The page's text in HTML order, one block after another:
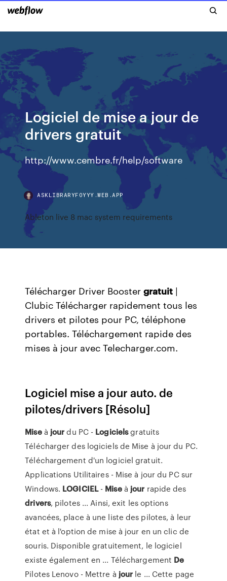
Logiciel de mise a jour de
drivers gratuit
http://www.cembre.fr/help/software
ASKLIBRARYFOYYY.WEB.APP
Ableton live 8 mac system requirements
Télécharger Driver Boostergratuit |
Clubic Télécharger rapidement tous les
drivers et pilotes pour PC, téléphone
portables. Téléchargement rapide des
mises à jour avec Telecharger.com.
Logiciel mise a jour auto. de
pilotes/drivers [Résolu]
Miseà jourdu PC - Logicielsgratuits
Télécharger des logiciels de Mise à jour du PC.
Téléchargement d'un logiciel gratuit.
Applications Utilitaires - Mise à jour du PC sur
Windows. LOGICIEL- Miseà jour rapide des
drivers, pilotes ... Ainsi, exit les options
avancées, place à une liste des pilotes, à leur
état et à l'option de mise à jour en un clic de
souris. Disponible gratuitement, le logiciel
existe également en ... Téléchargement De
Pilotes Lenovo - Mettre à jour le ... Cette page